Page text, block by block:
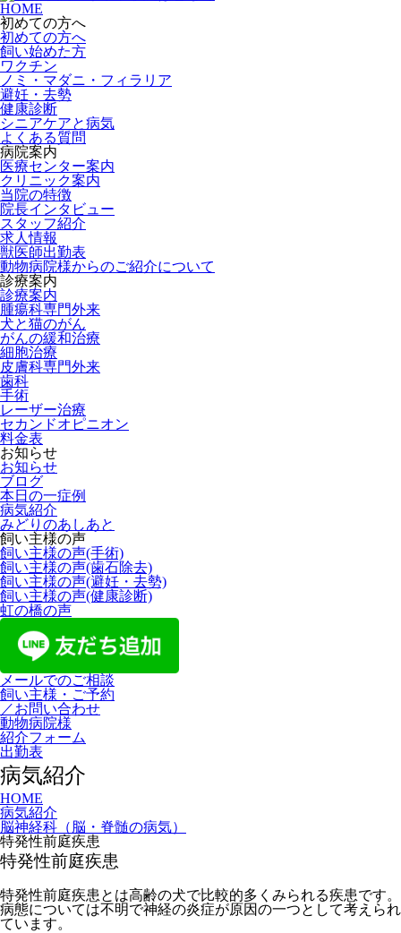
HOME
初めての方へ
初めての方へ
飼い始めた方
ワクチン
ノミ・マダニ・フィラリア
避妊・去勢
健康診断
シニアケアと病気
よくある質問
病院案内
医療センター案内
クリニック案内
当院の特徴
院長インタビュー
スタッフ紹介
求人情報
獣医師出勤表
動物病院様からのご紹介について
診療案内
診療案内
腫瘍科専門外来
犬と猫のがん
がんの緩和治療
細胞治療
皮膚科専門外来
歯科
手術
レーザー治療
セカンドオピニオン
料金表
お知らせ
お知らせ
ブログ
本日の一症例
病気紹介
みどりのあしあと
飼い主様の声
飼い主様の声(手術)
飼い主様の声(歯石除去)
飼い主様の声(避妊・去勢)
飼い主様の声(健康診断)
虹の橋の声
メールでのご相談
飼い主様・ご予約
／お問い合わせ
動物病院様
紹介フォーム
出勤表
病気紹介
HOME
病気紹介
脳神経科（脳・脊髄の病気）
特発性前庭疾患
特発性前庭疾患
特発性前庭疾患とは高齢の犬で比較的多くみられる疾患です。
病態については不明で神経の炎症が原因の一つとして考えられ
ています。